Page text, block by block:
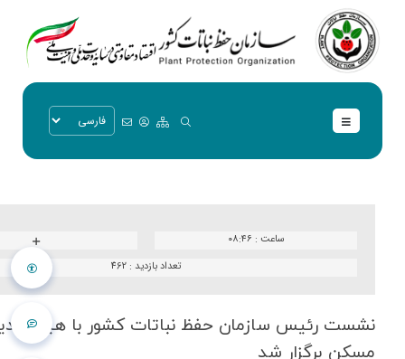
ساعت : ۰۸:۴۶
تعداد بازدید :462
نشست رئیس سازمان حفظ نباتات كشور با
مسكن برگزار شد